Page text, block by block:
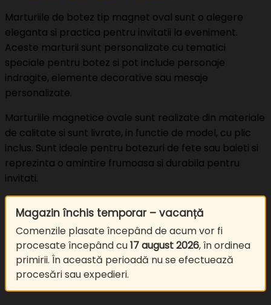
Marturiile de botez tip magnet oval sunt o alegere
eleganta si practica pentru invitatii la eveniment.
Aceste marturii sunt personalizate cu tematici
speciale pentru botez si pot include personaje
indragite, elemente decorative sau mesaje
personalizate.
Marturiile magnetice ovale sunt realizate din materiale
de calitate si sunt livrate, in functie de model, cu plic
inclus. Sunt ideale pentru botezuri de fete sau baieti si
reprezinta o amintire frumoasa si durabila pentru
invitati.
Magazin închis temporar – vacanță
Comenzile plasate începând de acum vor fi
procesate începând cu17 august 2026, în ordinea
primirii. În această perioadă nu se efectuează
procesări sau expedieri.